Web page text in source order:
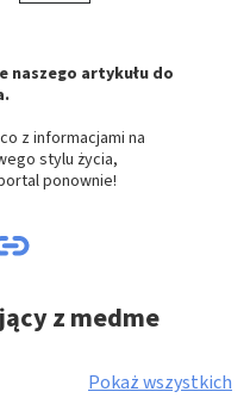
naszego artykułu do
z informacjami na
stylu życia,
ponownie!
z medme
Pokaż wszystkich